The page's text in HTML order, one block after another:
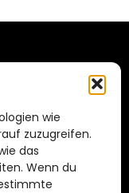
wie
zuzugreifen.
das
Wenn du